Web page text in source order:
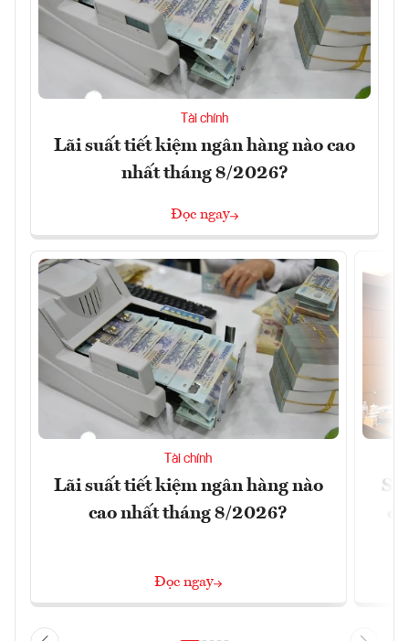
Tài chính
Lãi suất tiết kiệm ngân hàng nào cao
nhất tháng 8/2026?
Đọc ngay
Tài chính
Lãi suất tiết kiệm ngân hàng nào
cao nhất tháng 8/2026?
Đọc ngay